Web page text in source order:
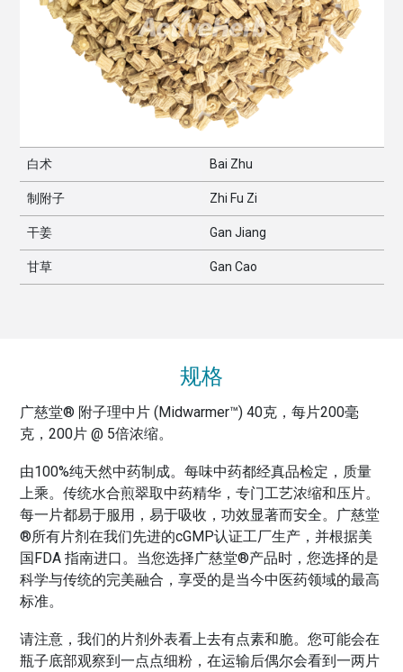
白术 Bai Zhu
制附子 Zhi Fu Zi
干姜 Gan Jiang
甘草 Gan Cao
规格
广慈堂® 附子理中片 (Midwarmer™) 40克，每片200毫
克，200片 @ 5倍浓缩。
由100%纯天然中药制成。每味中药都经真品检定，质量
上乘。传统水合煎翠取中药精华，专门工艺浓缩和压片。
每一片都易于服用，易于吸收，功效显著而安全。广慈堂
®所有片剂在我们先进的cGMP认证工厂生产，并根据美
国FDA 指南进口。当您选择广慈堂®产品时，您选择的是
科学与传统的完美融合，享受的是当今中医药领域的最高
标准。
请注意，我们的片剂外表看上去有点素和脆。您可能会在
瓶子底部观察到一点点细粉，在运输后偶尔会看到一两片